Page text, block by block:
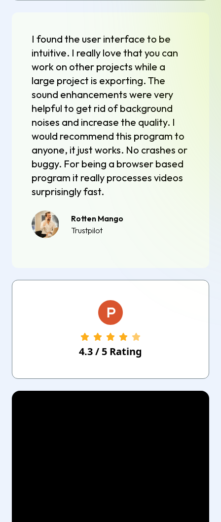
I found the user interface to be
intuitive. I really love that you can
work on other projects while a
large project is exporting. The
sound enhancements were very
helpful to get rid of background
noises and increase the quality. I
would recommend this program to
anyone, it just works. No crashes or
buggy. For being a browser based
program it really processes videos
surprisingly fast.
Rotten Mango
Trustpilot
4.3/ 5 Rating